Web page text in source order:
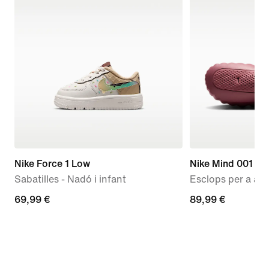
Nike Force 1 Low
Sabatilles - Nadó i infant
69,99 €
69,99 €
Nike Mind 001
Esclops per a
89,99 €
89,99 €